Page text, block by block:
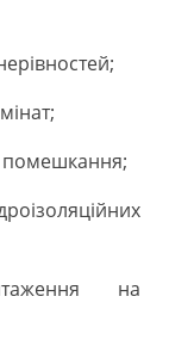
помешкання;
на